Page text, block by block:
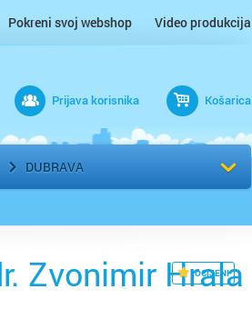
Pokreni svoj webshop Video produkcija
Prijava korisnika Košarica
DUBRAVA
OCIJENI
Zvonimir Hrala